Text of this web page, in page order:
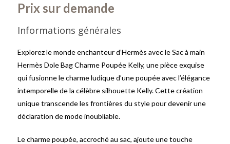
Prix sur demande
Informations générales
Explorez le monde enchanteur d’Hermès avec le Sac à main
Hermès Dole Bag Charme Poupée Kelly, une pièce exquise
qui fusionne le charme ludique d’une poupée avec l’élégance
intemporelle de la célèbre silhouette Kelly. Cette création
unique transcende les frontières du style pour devenir une
déclaration de mode inoubliable.
Le charme poupée, accroché au sac, ajoute une touche